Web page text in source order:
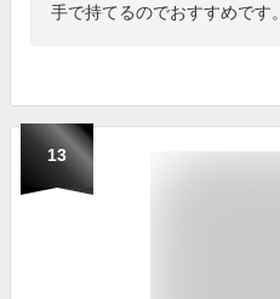
手で持てるのでおすすめです。
13